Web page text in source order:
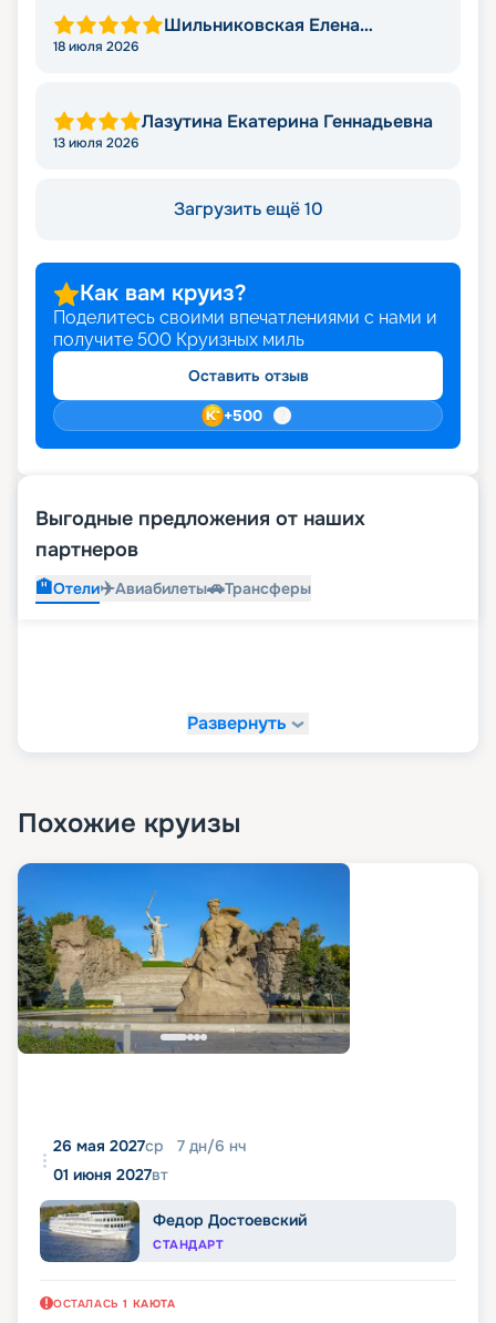
Шильниковская Елена
18 июля 2026
Лазутина Екатерина Геннадьевна
13 июля 2026
Загрузить ещё 10
Как вам круиз?
Поделитесь своими впечатлениями с нами и
получите 500 Круизных миль
Оставить отзыв
+500
Выгодные предложения от наших
партнеров
🏨Отели✈️Авиабилеты🚗Трансферы
Развернуть
Похожие круизы
26 мая 2027ср 7 дн/6 нч
01 июня 2027вт
Федор Достоевский
СТАНДАРТ
ОСТАЛАСЬ 1 КАЮТА